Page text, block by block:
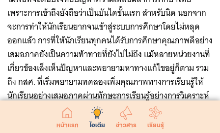
หน้าแรก ไอเดีย ข่าวสาร เรียนรู้
เพราะการเข้าถึงยังถือว่าเป็นบันไดขั้นแรก สำหรับนิด นอกจาก
จะการทำให้นักเรียนยากจนเข้าสู่ระบบการศึกษาโดยไม่หลุด
ออกแล้ว การที่ให้นักเรียนทุกคนได้รับการศึกษาคุณภาพดีอย่าง
เสมอภาคยังเป็นความท้าทายที่ยังไปไม่ถึง แม้หลายหน่วยงานที่
เกี่ยวข้องเล็งเห็นปัญหาและพยายามหาทางแก้ไขอยู่ก็ตาม รวม
ถึง กสศ. ที่เริ่มพยายามทดลองเพิ่มคุณภาพทางการเรียนรู้ให้
นักเรียนอย่างเสมอภาคผ่านทักษะการเรียนรู้อย่างการวิเคราะห์
การสร้างสรรค์ และวิธีคิดแบบ Growth mindset ในปีนี้